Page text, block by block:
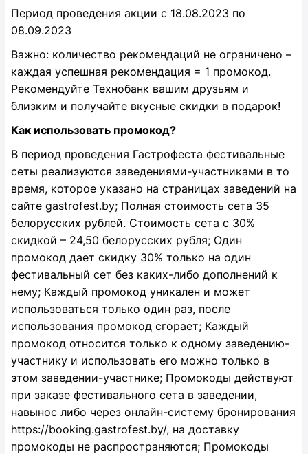
Период проведения акции с 18.08.2023 по
08.09.2023
Важно: количество рекомендаций не ограничено –
каждая успешная рекомендация = 1 промокод.
Рекомендуйте Технобанк вашим друзьям и
близким и получайте вкусные скидки в подарок!
Как использовать промокод?
В период проведения Гастрофеста фестивальные
сеты реализуются заведениями-участниками в то
время, которое указано на страницах заведений на
сайте gastrofest.by; Полная стоимость сета 35
белорусских рублей. Стоимость сета с 30%
скидкой – 24,50 белорусских рубля; Один
промокод дает скидку 30% только на один
фестивальный сет без каких-либо дополнений к
нему; Каждый промокод уникален и может
использоваться только один раз, после
использования промокод сгорает; Каждый
промокод относится только к одному заведению-
участнику и использовать его можно только в
этом заведении-участнике; Промокоды действуют
при заказе фестивального сета в заведении,
навынос либо через онлайн-систему бронирования
https://booking.gastrofest.by/, на доставку
промокоды не распространяются; Промокоды